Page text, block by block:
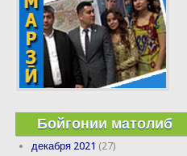
Бойгонии матолиб
декабря 2021 (27)